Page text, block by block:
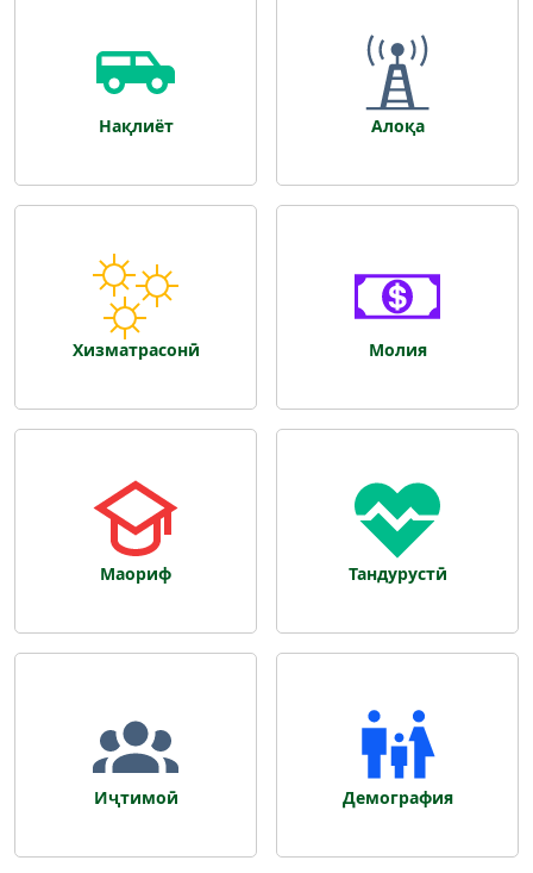
Нақлиёт Алоқа
Хизматрасонӣ Молия
Маориф Тандурустӣ
Иҷтимоӣ Демография